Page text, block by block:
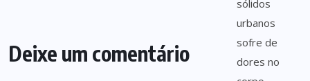
Deixe um comentário